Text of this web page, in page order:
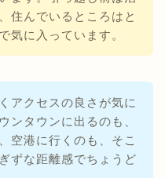
住んでいるところはと
気に入っています。
アクセスの良さが気に
ンタウンに出るのも、
空港に行くのも、そこ
ずな距離感でちょうど